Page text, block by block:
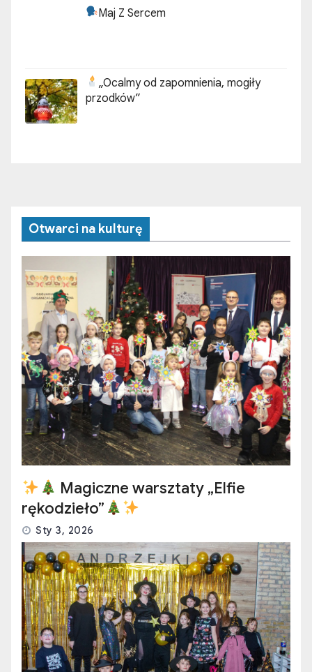
Maj Z Sercem
„Ocalmy od zapomnienia, mogiły
przodków”
Otwarci na kulturę
Magiczne warsztaty „Elfie
rękodzieło”
Sty 3, 2026